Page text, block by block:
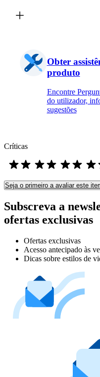
Obter
produto
Encontre
do utilizador,
sugestões
Críticas
Seja o primeiro a avaliar este
Subscreva a
ofertas exclusivas
Ofertas exclusivas
Acesso antecipado às
Dicas sobre estilos de